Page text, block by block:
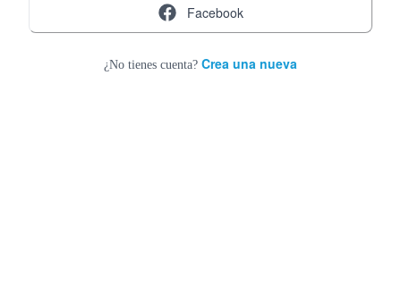
Facebook
¿No tienes cuenta? Crea una nueva